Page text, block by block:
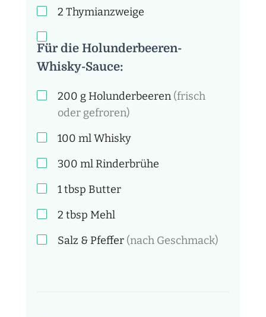
2 Thymianzweige
Für die Holunderbeeren-
Whisky-Sauce:
200 g Holunderbeeren (frisch
oder gefroren)
100 mlWhisky
300 ml Rinderbrühe
1tbsp Butter
2 tbsp Mehl
Salz & Pfeffer (nach Geschmack)